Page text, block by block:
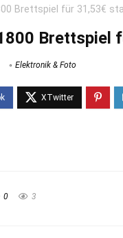
Brettspiel für 31,53€
Elektronik & Foto
0 3